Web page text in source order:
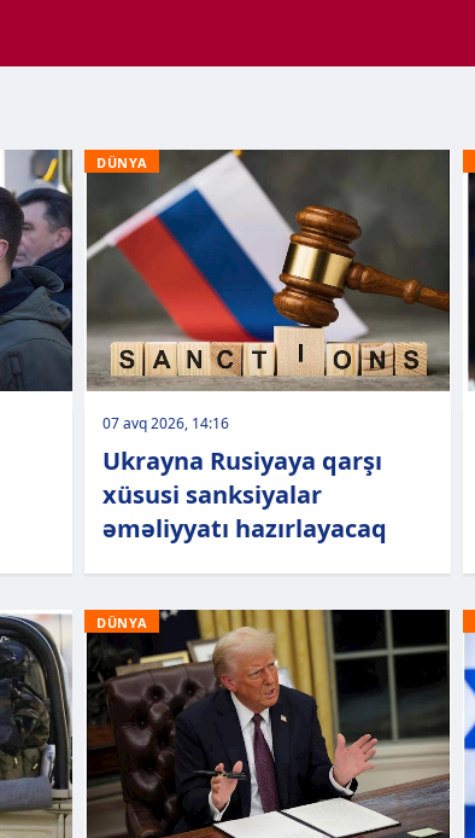
DÜNYA
07 avq 2026, 14:16
Ukrayna Rusiyaya qarşı
xüsusi sanksiyalar
əməliyyatı hazırlayacaq
DÜNYA